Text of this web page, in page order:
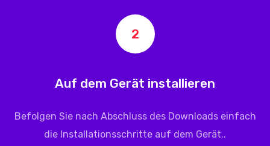
2
Auf dem Gerät installieren
Befolgen Sie nach Abschluss des Downloads einfach
die Installationsschritte auf dem Gerät..